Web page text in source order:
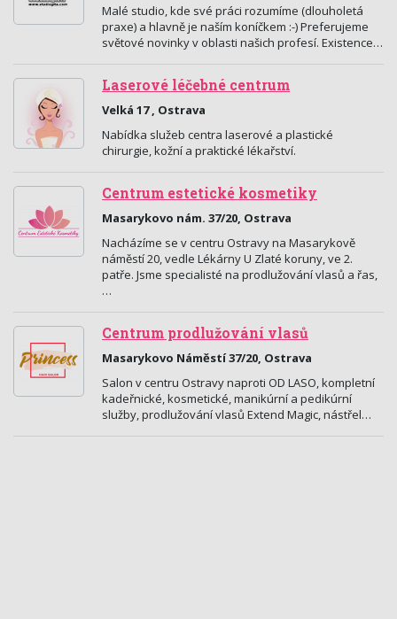
Malé studio, kde své práci rozumíme (dlouholetá
praxe) a hlavně je naším koníčkem :-) Preferujeme
světové novinky v oblasti našich profesí. Existence…
Laserové léčebné centrum
Velká 17 , Ostrava
Nabídka služeb centra laserové a plastické
chirurgie, kožní a praktické lékařství.
Centrum estetické kosmetiky
Masarykovo nám. 37/20, Ostrava
Nacházíme se v centru Ostravy na Masarykově
náměstí 20, vedle Lékárny U Zlaté koruny, ve 2.
patře. Jsme specialisté na prodlužování vlasů a řas,
…
Centrum prodlužování vlasů
Masarykovo Náměstí 37/20, Ostrava
Salon v centru Ostravy naproti OD LASO, kompletní
kadeřnické, kosmetické, manikúrní a pedikúrní
služby, prodlužování vlasů Extend Magic, nástřel…